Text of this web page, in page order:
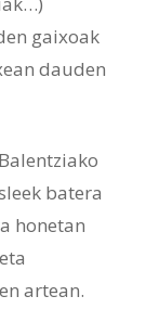
gaixoak
dauden
batera
honetan
artean.